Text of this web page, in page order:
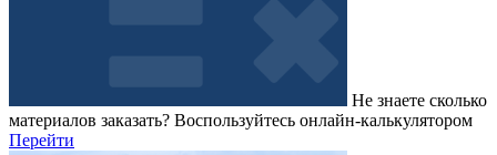
Не знаете сколько
материалов заказать? Воспользуйтесь онлайн-калькулятором
Перейти